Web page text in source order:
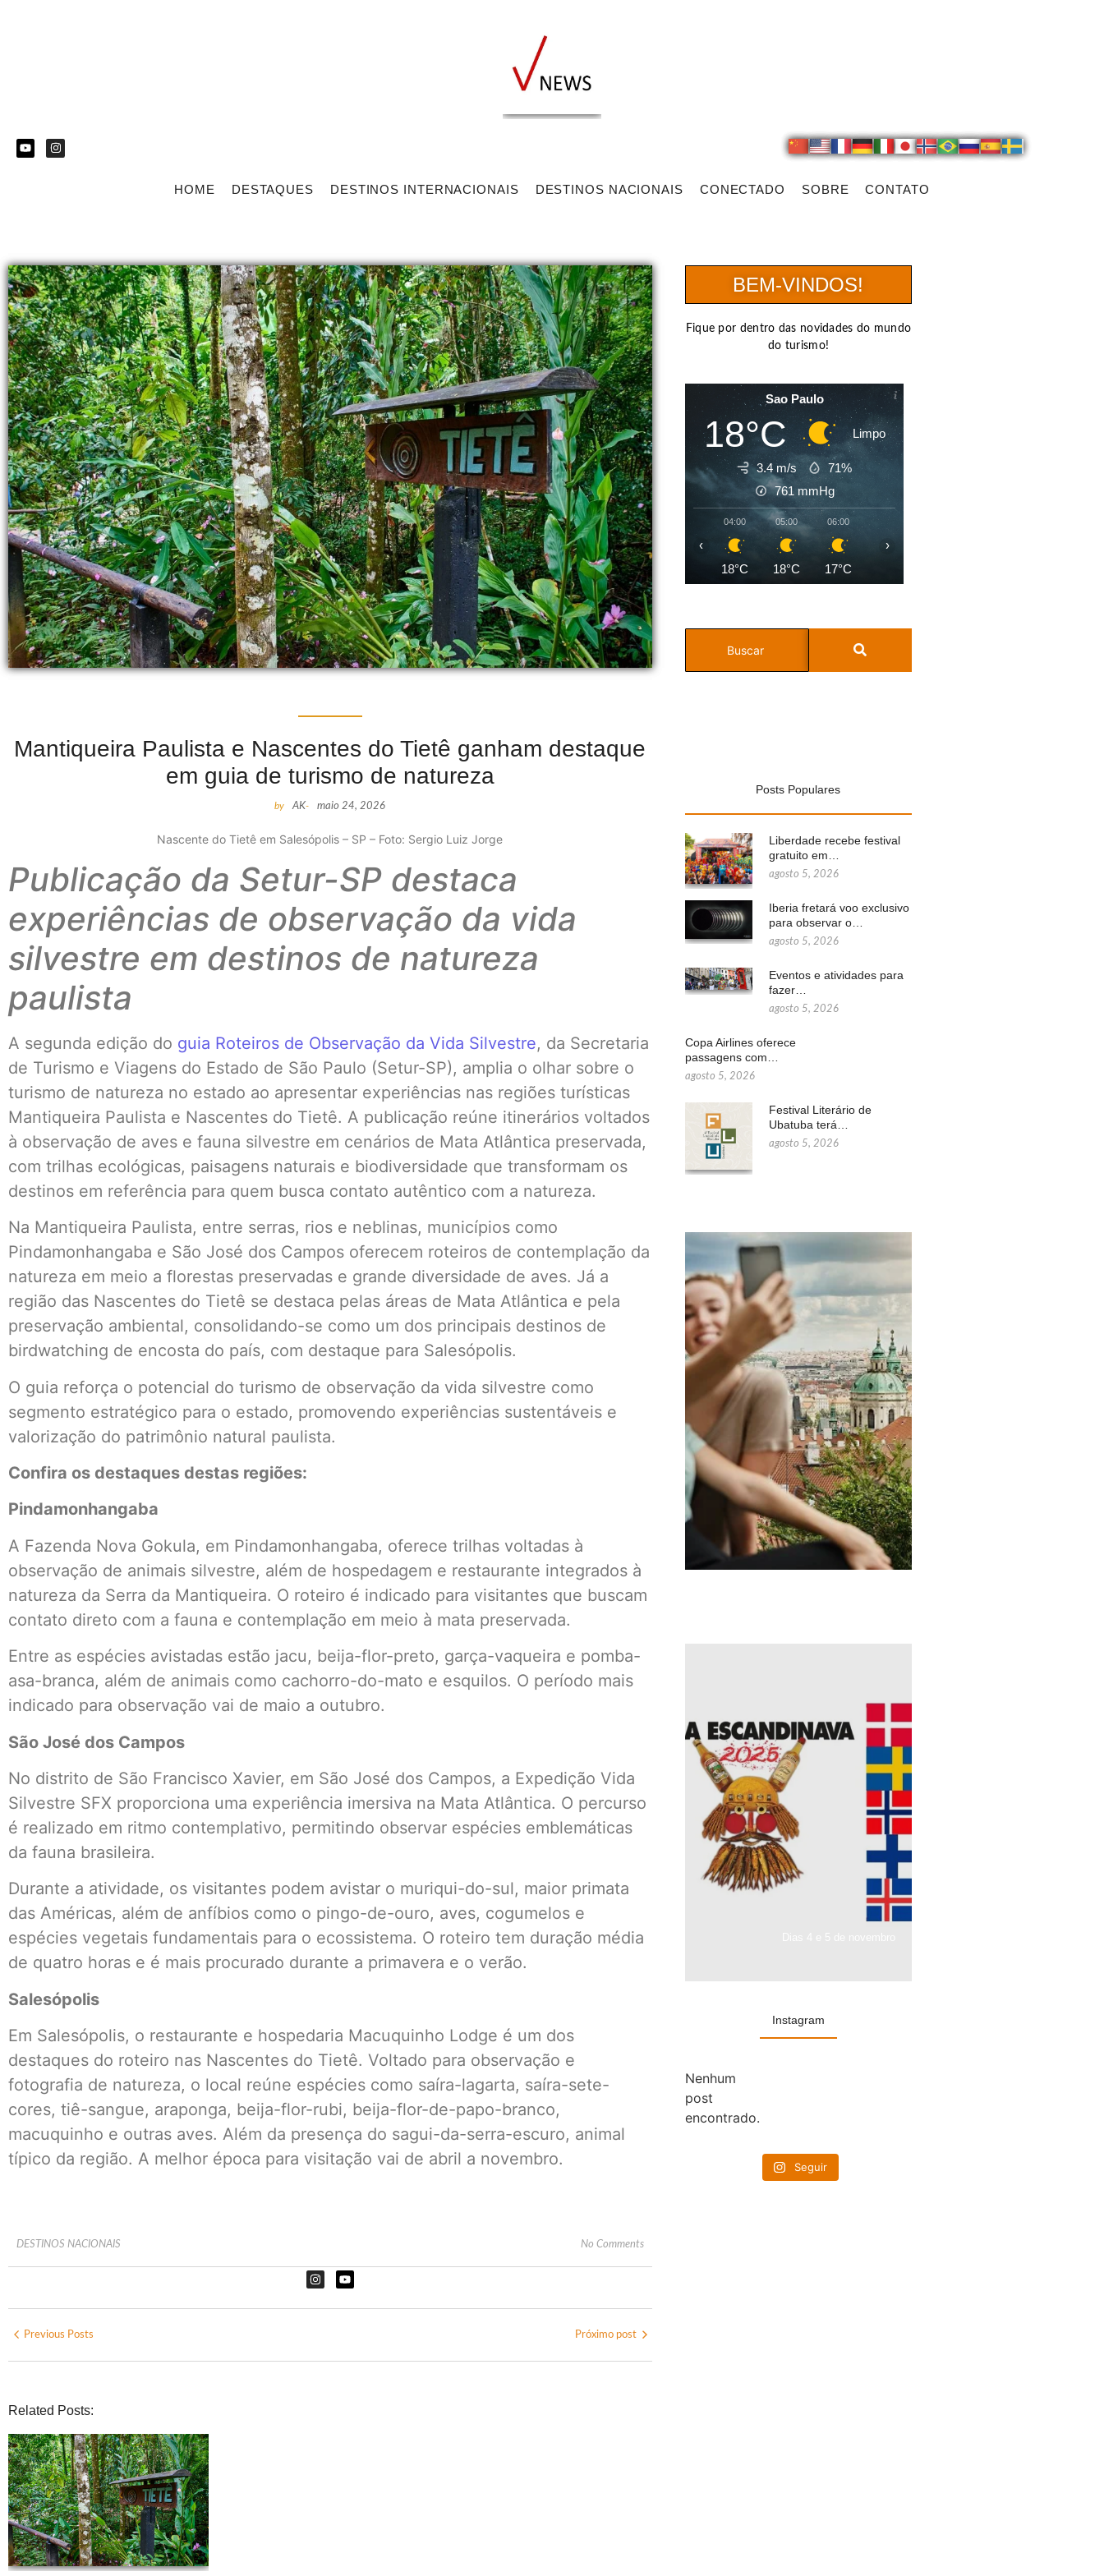
HOME DESTAQUES DESTINOS INTERNACIONAIS DESTINOS NACIONAIS CONECTADO SOBRE CONTATO
Mantiqueira Paulista e Nascentes do Tietê ganham destaque
em guia de turismo de natureza
by AK- maio 24, 2026
Nascente do Tietê em Salesópolis – SP – Foto: Sergio Luiz Jorge
Publicação da Setur-SP destaca
experiências de observação da vida
silvestre em destinos de natureza
paulista
A segunda edição do guia Roteiros de Observação da Vida Silvestre, da Secretaria
de Turismo e Viagens do Estado de São Paulo (Setur-SP), amplia o olhar sobre o
turismo de natureza no estado ao apresentar experiências nas regiões turísticas
Mantiqueira Paulista e Nascentes do Tietê. A publicação reúne itinerários voltados
à observação de aves e fauna silvestre em cenários de Mata Atlântica preservada,
com trilhas ecológicas, paisagens naturais e biodiversidade que transformam os
destinos em referência para quem busca contato autêntico com a natureza.
Na Mantiqueira Paulista, entre serras, rios e neblinas, municípios como
Pindamonhangaba e São José dos Campos oferecem roteiros de contemplação da
natureza em meio a florestas preservadas e grande diversidade de aves. Já a
região das Nascentes do Tietê se destaca pelas áreas de Mata Atlântica e pela
preservação ambiental, consolidando-se como um dos principais destinos de
birdwatching de encosta do país, com destaque para Salesópolis.
O guia reforça o potencial do turismo de observação da vida silvestre como
segmento estratégico para o estado, promovendo experiências sustentáveis e
valorização do patrimônio natural paulista.
Confira os destaques destas regiões:
Pindamonhangaba
A Fazenda Nova Gokula, em Pindamonhangaba, oferece trilhas voltadas à
observação de animais silvestre, além de hospedagem e restaurante integrados à
natureza da Serra da Mantiqueira. O roteiro é indicado para visitantes que buscam
contato direto com a fauna e contemplação em meio à mata preservada.
Entre as espécies avistadas estão jacu, beija-flor-preto, garça-vaqueira e pomba-
asa-branca, além de animais como cachorro-do-mato e esquilos. O período mais
indicado para observação vai de maio a outubro.
São José dos Campos
No distrito de São Francisco Xavier, em São José dos Campos, a Expedição Vida
Silvestre SFX proporciona uma experiência imersiva na Mata Atlântica. O percurso
é realizado em ritmo contemplativo, permitindo observar espécies emblemáticas
da fauna brasileira.
Durante a atividade, os visitantes podem avistar o muriqui-do-sul, maior primata
das Américas, além de anfíbios como o pingo-de-ouro, aves, cogumelos e
espécies vegetais fundamentais para o ecossistema. O roteiro tem duração média
de quatro horas e é mais procurado durante a primavera e o verão.
Salesópolis
Em Salesópolis, o restaurante e hospedaria Macuquinho Lodge é um dos
destaques do roteiro nas Nascentes do Tietê. Voltado para observação e
fotografia de natureza, o local reúne espécies como saíra-lagarta, saíra-sete-
cores, tiê-sangue, araponga, beija-flor-rubi, beija-flor-de-papo-branco,
macuquinho e outras aves. Além da presença do sagui-da-serra-escuro, animal
típico da região. A melhor época para visitação vai de abril a novembro.
DESTINOS NACIONAIS No Comments
Previous Posts Próximo post
Related Posts:
BEM-VINDOS!
Fique por dentro das novidades do mundo
do turismo!
Sao Paulo
18°C Limpo
3.4 m/s
71%
761 mmHg
04:00
18°C
05:00
18°C
06:00
17°C
‹ ›
Posts Populares
Liberdade recebe festival
gratuito em…
agosto 5, 2026
Iberia fretará voo exclusivo
para observar o…
agosto 5, 2026
Eventos e atividades para
fazer…
agosto 5, 2026
Copa Airlines oferece
passagens com…
agosto 5, 2026
Festival Literário de
Ubatuba terá…
agosto 5, 2026
Instagram
Nenhum
post
encontrado.
Seguir